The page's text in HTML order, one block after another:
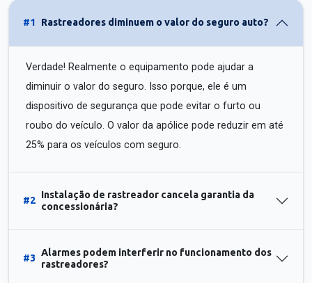
#1 Rastreadores diminuem o valor do seguro auto?
Verdade! Realmente o equipamento pode ajudar a
diminuir o valor do seguro. Isso porque, ele é um
dispositivo de segurança que pode evitar o furto ou
roubo do veículo. O valor da apólice pode reduzir em até
25% para os veículos com seguro.
#2
Instalação de rastreador cancela garantia da
concessionária?
#3
Alarmes podem interferir no funcionamento dos
rastreadores?